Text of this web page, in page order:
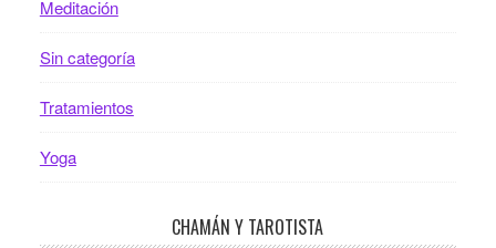
Meditación
Sin categoría
Tratamientos
Yoga
CHAMÁN Y TAROTISTA